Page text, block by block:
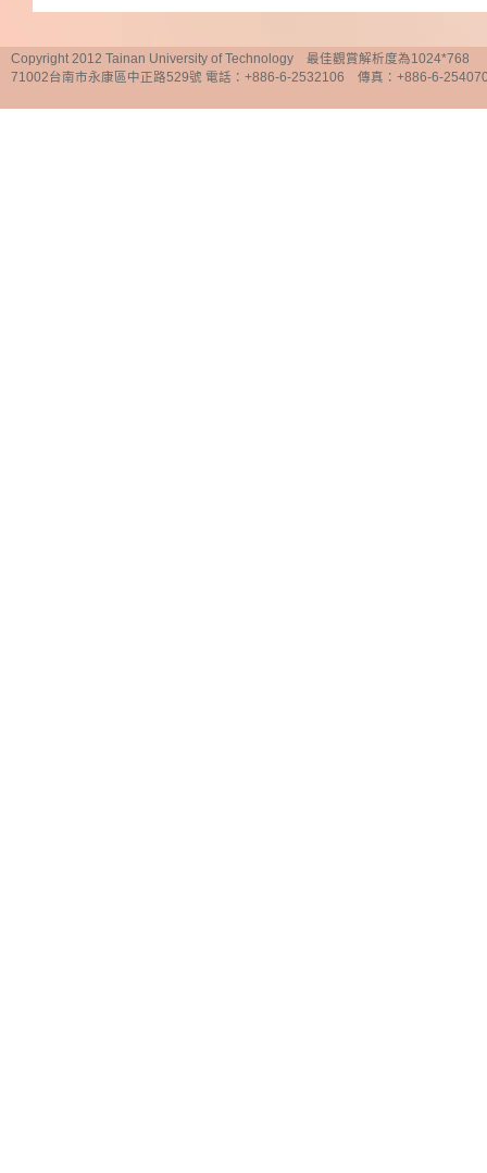
Copyright 2012 Tainan University of Technology 最佳觀賞解析度為1024*768
71002台南市永康區中正路529號 電話：+886-6-2532106 傳真：+886-6-